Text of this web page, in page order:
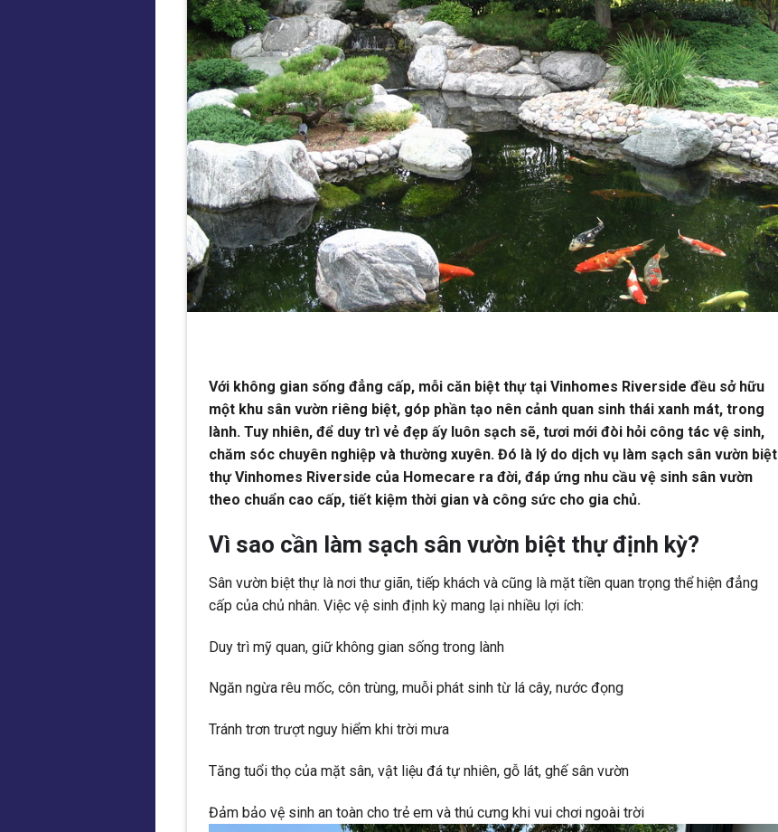
Với không gian sống đẳng cấp, mỗi căn biệt thự tại Vinhomes Riverside đều sở hữu
một khu sân vườn riêng biệt, góp phần tạo nên cảnh quan sinh thái xanh mát, trong
lành. Tuy nhiên, để duy trì vẻ đẹp ấy luôn sạch sẽ, tươi mới đòi hỏi công tác vệ sinh,
chăm sóc chuyên nghiệp và thường xuyên. Đó là lý do dịch vụ làm sạch sân vườn biệt
thự Vinhomes Riverside của Homecare ra đời, đáp ứng nhu cầu vệ sinh sân vườn
theo chuẩn cao cấp, tiết kiệm thời gian và công sức cho gia chủ.
Vì sao cần làm sạch sân vườn biệt thự định kỳ?
Sân vườn biệt thự là nơi thư giãn, tiếp khách và cũng là mặt tiền quan trọng thể hiện đẳng
cấp của chủ nhân. Việc vệ sinh định kỳ mang lại nhiều lợi ích:
Duy trì mỹ quan, giữ không gian sống trong lành
Ngăn ngừa rêu mốc, côn trùng, muỗi phát sinh từ lá cây, nước đọng
Tránh trơn trượt nguy hiểm khi trời mưa
Tăng tuổi thọ của mặt sân, vật liệu đá tự nhiên, gỗ lát, ghế sân vườn
Đảm bảo vệ sinh an toàn cho trẻ em và thú cưng khi vui chơi ngoài trời